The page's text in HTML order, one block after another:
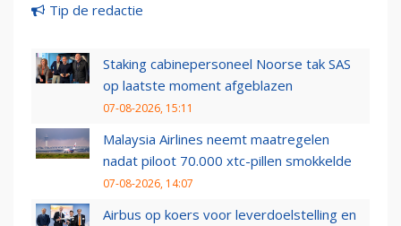
Tip de redactie
Staking cabinepersoneel Noorse tak SAS
op laatste moment afgeblazen
07-08-2026, 15:11
Malaysia Airlines neemt maatregelen
nadat piloot 70.000 xtc-pillen smokkelde
07-08-2026, 14:07
Airbus op koers voor leverdoelstelling en